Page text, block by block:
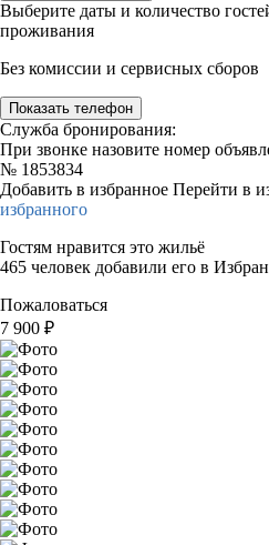
Выберите даты и количество
проживания
Без комиссии и сервисных сборов
Показать телефон
Служба бронирования:
При звонке назовите номер
№ 1853834
Добавить в избранное Перейти в
избранного
Гостям нравится это жильё
465 человек добавили его в
Пожаловаться
7 900 ₽